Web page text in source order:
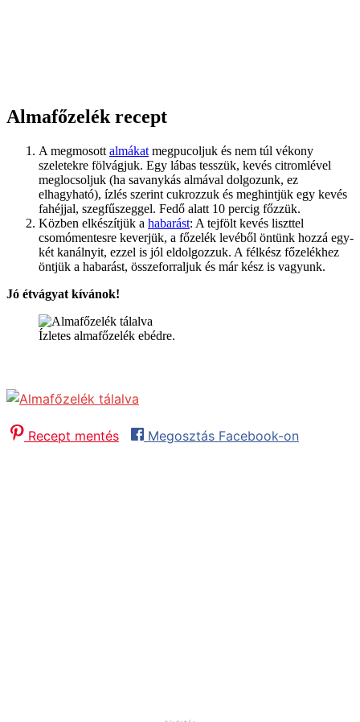
Almafőzelék recept
A megmosott almákat megpucoljuk és nem túl vékony
szeletekre fölvágjuk. Egy lábas tesszük, kevés citromlével
meglocsoljuk (ha savanykás almával dolgozunk, ez
elhagyható), ízlés szerint cukrozzuk és meghintjük egy kevés
fahéjjal, szegfűszeggel. Fedő alatt 10 percig főzzük.
Közben elkészítjük a habarást: A tejfölt kevés liszttel
csomómentesre keverjük, a főzelék levéből öntünk hozzá egy-
két kanálnyit, ezzel is jól eldolgozzuk. A félkész főzelékhez
öntjük a habarást, összeforraljuk és már kész is vagyunk.
Jó étvágyat kívánok!
Ízletes almafőzelék ebédre.
Recept mentés
Megosztás Facebook-on